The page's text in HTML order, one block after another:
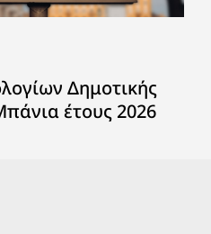
Δημοτικής
έτους 2026